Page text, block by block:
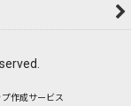
作成サービス